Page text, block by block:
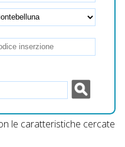
le caratteristiche cercate